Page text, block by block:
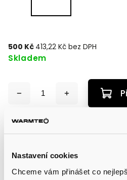
Nastavení cookies
Chceme vám přinášet co
500 Kč 413,22 Kč bez DPH
Skladem
Rozměry:
40x50mm